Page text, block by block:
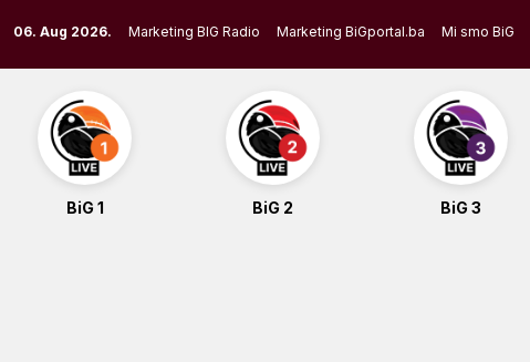
to
content
06. Aug 2026. Marketing BIG Radio Marketing BiGportal.ba Mi smo BiG
BiG 1 BiG 2 BiG 3